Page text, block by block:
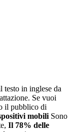
testo in inglese da
Se vuoi
il pubblico di
mobili Sono
Il 78% delle